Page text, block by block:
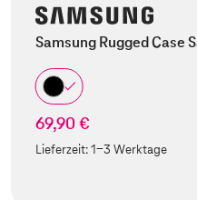
Samsung Rugged Case
69,90 €
Lieferzeit:1-3 Werktage